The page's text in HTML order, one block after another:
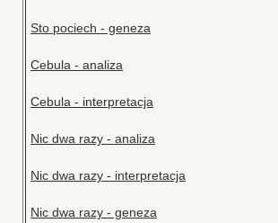
Sto pociech - geneza
Cebula - analiza
Cebula - interpretacja
Nic dwa razy - analiza
Nic dwa razy - interpretacja
Nic dwa razy - geneza